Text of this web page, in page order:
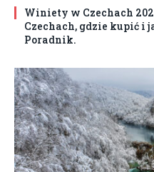
Winiety w Czechach
Czechach, gdzie kupić i
Poradnik.